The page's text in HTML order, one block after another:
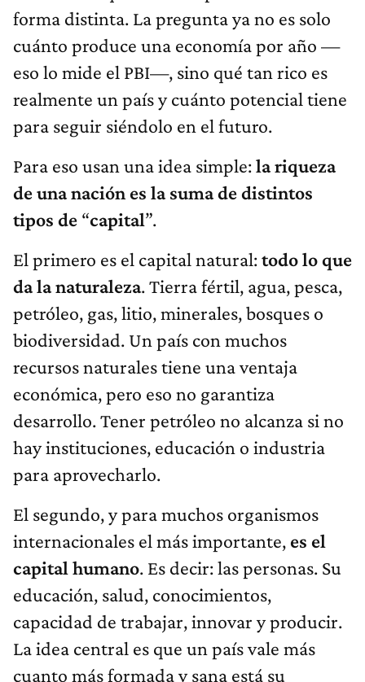
forma distinta. La pregunta ya no es solo
cuánto produce una economía por año —
eso lo mide el PBI—, sino qué tan rico es
realmente un país y cuánto potencial tiene
para seguir siéndolo en el futuro.
Para eso usan una idea simple:la riqueza
de una nación es la suma de distintos
tipos de “capital”.
El primero es el capital natural:todo lo que
da la naturaleza. Tierra fértil, agua, pesca,
petróleo, gas, litio, minerales, bosques o
biodiversidad. Un país con muchos
recursos naturales tiene una ventaja
económica, pero eso no garantiza
desarrollo. Tener petróleo no alcanza si no
hay instituciones, educación o industria
para aprovecharlo.
El segundo, y para muchos organismos
internacionales el más importante, es el
capital humano. Es decir: las personas. Su
educación, salud, conocimientos,
capacidad de trabajar, innovar y producir.
La idea central es que un país vale más
cuanto más formada y sana está su